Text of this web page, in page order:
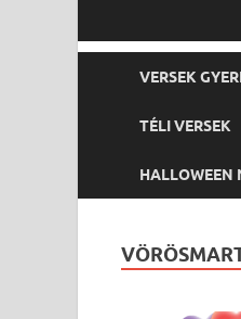
VERSEK
TÉLI VERSEK
HALLOWEEN